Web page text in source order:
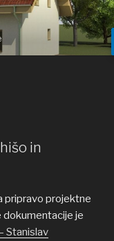
in
pripravo projektne
je
Stanislav